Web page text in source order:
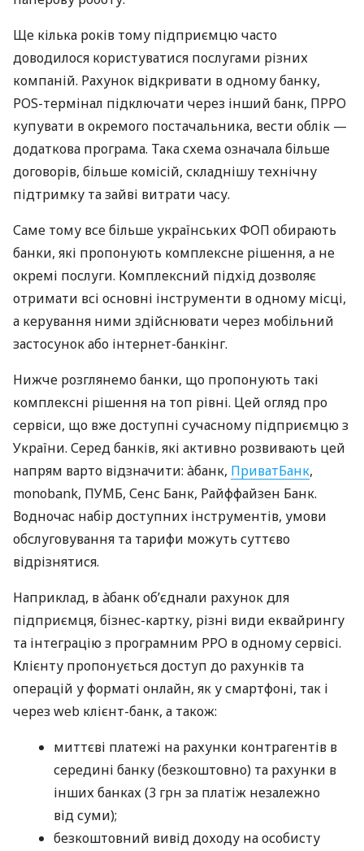
Ще кілька років тому підприємцю часто
доводилося користуватися послугами різних
компаній. Рахунок відкривати в одному банку,
POS-термінал підключати через інший банк, ПРРО
купувати в окремого постачальника, вести облік —
додаткова програма. Така схема означала більше
договорів, більше комісій, складнішу технічну
підтримку та зайві витрати часу.
Саме тому все більше українських ФОП обирають
банки, які пропонують комплексне рішення, а не
окремі послуги. Комплексний підхід дозволяє
отримати всі основні інструменти в одному місці,
а керування ними здійснювати через мобільний
застосунок або інтернет-банкінг.
Нижче розглянемо банки, що пропонують такі
комплексні рішення на топ рівні. Цей огляд про
сервіси, що вже доступні сучасному підприємцю з
України. Серед банків, які активно розвивають цей
напрям варто відзначити: àбанк, ПриватБанк,
monobank, ПУМБ, Сенс Банк, Райффайзен Банк.
Водночас набір доступних інструментів, умови
обслуговування та тарифи можуть суттєво
відрізнятися.
Наприклад, в àбанк об’єднали рахунок для
підприємця, бізнес-картку, різні види еквайрингу
та інтеграцію з програмним РРО в одному сервісі.
Клієнту пропонується доступ до рахунків та
операцій у форматі онлайн, як у смартфоні, так і
через web клієнт-банк, а також:
миттєві платежі на рахунки контрагентів в
середині банку (безкоштовно) та рахунки в
інших банках (3 грн за платіж незалежно
від суми);
безкоштовний вивід доходу на особисту